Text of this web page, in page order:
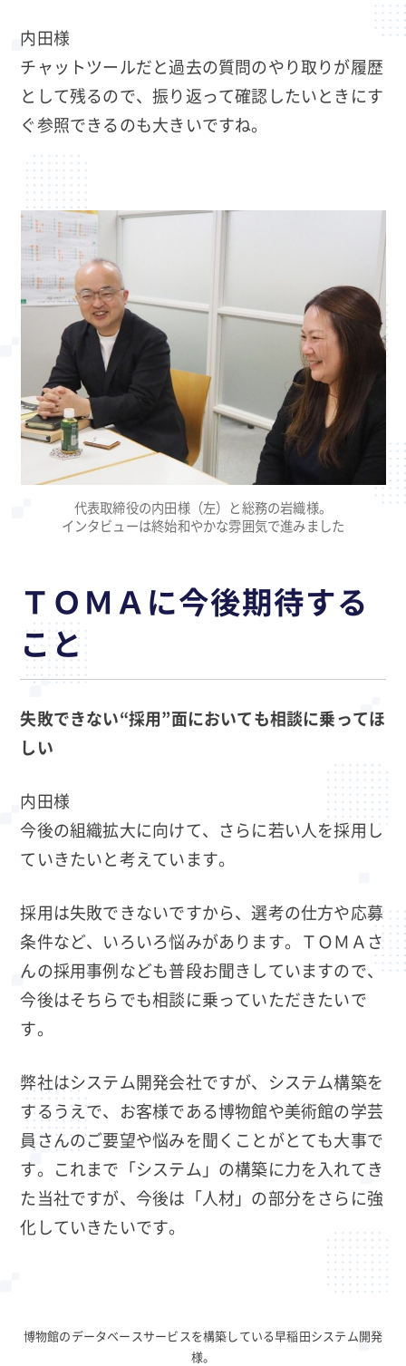
内田様
チャットツールだと過去の質問のやり取りが履歴
として残るので、振り返って確認したいときにす
ぐ参照できるのも大きいですね。
代表取締役の内田様（左）と総務の岩織様。
インタビューは終始和やかな雰囲気で進みました
ＴＯＭＡに今後期待する
こと
失敗できない“採用”面においても相談に乗ってほ
しい
内田様
今後の組織拡大に向けて、さらに若い人を採用し
ていきたいと考えています。
採用は失敗できないですから、選考の仕方や応募
条件など、いろいろ悩みがあります。ＴＯＭＡさ
んの採用事例なども普段お聞きしていますので、
今後はそちらでも相談に乗っていただきたいで
す。
弊社はシステム開発会社ですが、システム構築を
するうえで、お客様である博物館や美術館の学芸
員さんのご要望や悩みを聞くことがとても大事で
す。これまで「システム」の構築に力を入れてき
た当社ですが、今後は「人材」の部分をさらに強
化していきたいです。
博物館のデータベースサービスを構築している早稲田システム開発
様。